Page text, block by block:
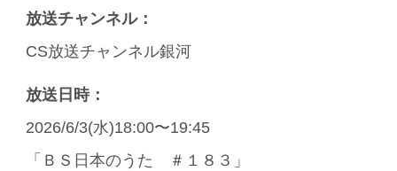
放送チャンネル：
CS放送チャンネル銀河
放送日時：
2026/6/3(水)18:00〜19:45
「ＢＳ日本のうた ＃１８３」